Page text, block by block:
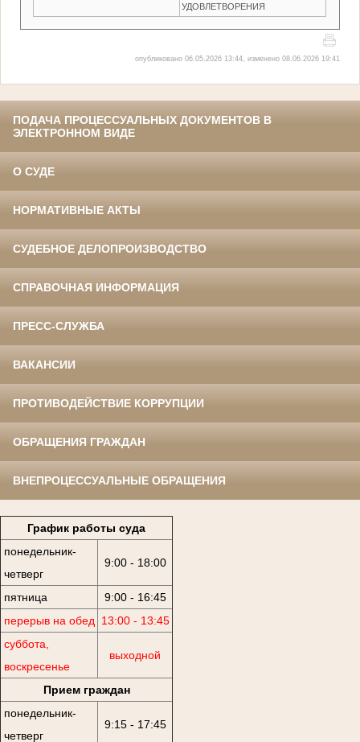
УДОВЛЕТВОРЕНИЯ
опубликовано 06.05.2026 13:44, изменено 08.06.2026 19:41
ПОДАЧА ПРОЦЕССУАЛЬНЫХ ДОКУМЕНТОВ В
ЭЛЕКТРОННОМ ВИДЕ
О СУДЕ
НОРМАТИВНЫЕ АКТЫ
СУДЕБНОЕ ДЕЛОПРОИЗВОДСТВО
СПРАВОЧНАЯ ИНФОРМАЦИЯ
ПРЕСС-СЛУЖБА
ВАКАНСИИ
ПРОТИВОДЕЙСТВИЕ КОРРУПЦИИ
ОБРАЩЕНИЯ ГРАЖДАН
ВНЕПРОЦЕССУАЛЬНЫЕ ОБРАЩЕНИЯ
График работы суда
понедельник-
четверг
9:00 - 18:00
пятница
9:00 - 16:45
перерыв на обед
13:00 - 13:45
суббота,
воскресенье
выходной
Прием граждан
понедельник-
четверг
9:15 - 17:45